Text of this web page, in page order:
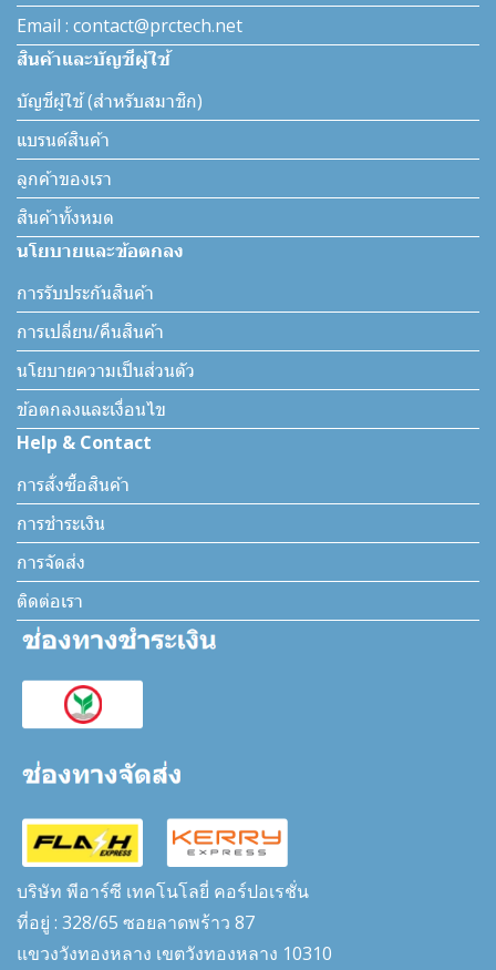
Email : contact@prctech.net
สินค้าและบัญชีผู้ใช้
บัญชีผู้ใช้ (สำหรับสมาชิก)
แบรนด์สินค้า
ลูกค้าของเรา
สินค้าทั้งหมด
นโยบายและข้อตกลง
การรับประกันสินค้า
การเปลี่ยน/คืนสินค้า
นโยบายความเป็นส่วนตัว
ข้อตกลงและเงื่อนไข
Help & Contact
การสั่งซื้อสินค้า
การชำระเงิน
การจัดส่ง
ติดต่อเรา
บริษัท พีอาร์ซี เทคโนโลยี่ คอร์ปอเรชั่น
ที่อยู่ : 328/65 ซอยลาดพร้าว 87
แขวงวังทองหลาง เขตวังทองหลาง 10310